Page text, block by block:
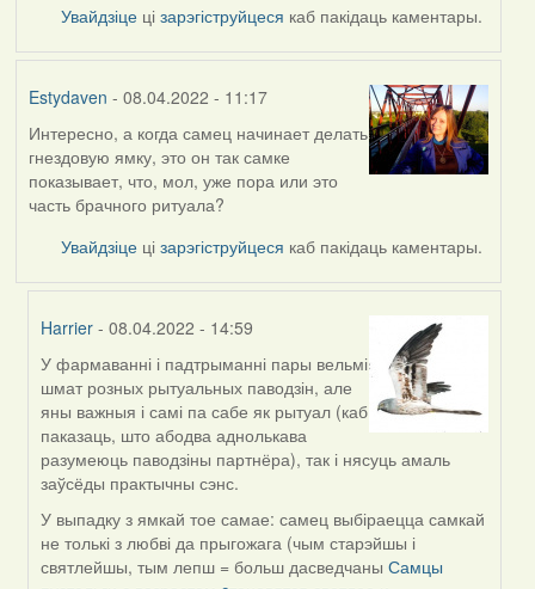
Увайдзіце цізарэгіструйцеся каб пакідаць каментары.
Estydaven - 08.04.2022 - 11:17
Интересно, а когда самец начинает делать
гнездовую ямку, это он так самке
показывает, что, мол, уже пора или это
часть брачного ритуала?
Увайдзіце цізарэгіструйцеся каб пакідаць каментары.
Harrier - 08.04.2022 - 14:59
In
reply
to
by
Estydaven
У фармаванні і падтрыманні пары вельмі
шмат розных рытуальных паводзін, але
яны важныя і самі па сабе як рытуал (каб
паказаць, што абодва аднолькава
разумеюць паводзіны партнёра), так і нясуць амаль
заўсёды практычны сэнс.
У выпадку з ямкай тое самае: самец выбіраецца самкай
не толькі з любві да прыгожага (чым старэйшы і
святлейшы, тым лепш = больш дасведчаныСамцы